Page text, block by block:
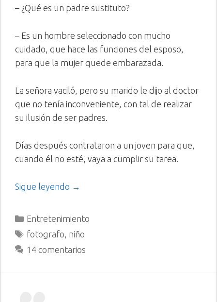
– ¿Qué es un padre sustituto?
– Es un hombre seleccionado con mucho
cuidado, que hace las funciones del esposo,
para que la mujer quede embarazada.
La señora vaciló, pero su marido le dijo al doctor
que no tenía inconveniente, con tal de realizar
su ilusión de ser padres.
Días después contrataron a un joven para que,
cuando él no esté, vaya a cumplir su tarea.
Sigue leyendo →
Categorías
Entretenimiento
Etiquetas
fotografo niño
14 comentarios